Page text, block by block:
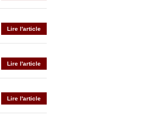
Lire l'article
Lire l'article
Lire l'article